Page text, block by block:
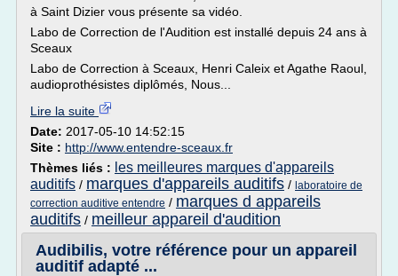
à Saint Dizier vous présente sa vidéo.
Labo de Correction de l'Audition est installé depuis 24 ans à
Sceaux
Labo de Correction à Sceaux, Henri Caleix et Agathe Raoul,
audioprothésistes diplômés, Nous...
Lire la suite
Date: 2017-05-10 14:52:15
Site : http://www.entendre-sceaux.fr
Thèmes liés : les meilleures marques d'appareils
auditifs / marques d'appareils auditifs / laboratoire de
correction auditive entendre / marques d appareils
auditifs / meilleur appareil d'audition
Audibilis, votre référence pour un appareil
auditif adapté ...